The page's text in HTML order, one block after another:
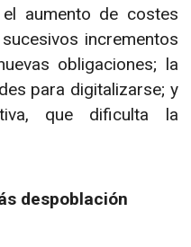
aumento de costes
incrementos
obligaciones; la
para digitalizarse; y
que dificulta la
despoblación